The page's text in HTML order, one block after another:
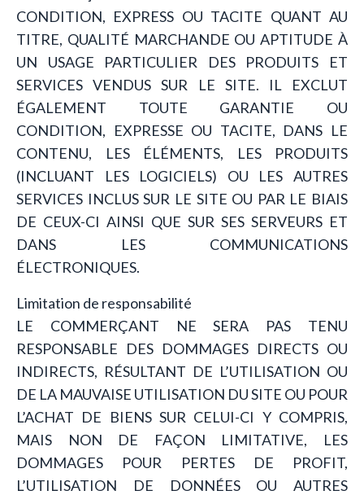
CONDITION, EXPRESS OU TACITE QUANT AU
TITRE, QUALITÉ MARCHANDE OU APTITUDE À
UN USAGE PARTICULIER DES PRODUITS ET
SERVICES VENDUS SUR LE SITE. IL EXCLUT
ÉGALEMENT TOUTE GARANTIE OU
CONDITION, EXPRESSE OU TACITE, DANS LE
CONTENU, LES ÉLÉMENTS, LES PRODUITS
(INCLUANT LES LOGICIELS) OU LES AUTRES
SERVICES INCLUS SUR LE SITE OU PAR LE BIAIS
DE CEUX-CI AINSI QUE SUR SES SERVEURS ET
DANS LES COMMUNICATIONS
ÉLECTRONIQUES.
Limitation de responsabilité
LE COMMERÇANT NE SERA PAS TENU
RESPONSABLE DES DOMMAGES DIRECTS OU
INDIRECTS, RÉSULTANT DE L’UTILISATION OU
DE LA MAUVAISE UTILISATION DU SITE OU POUR
L’ACHAT DE BIENS SUR CELUI-CI Y COMPRIS,
MAIS NON DE FAÇON LIMITATIVE, LES
DOMMAGES POUR PERTES DE PROFIT,
L’UTILISATION DE DONNÉES OU AUTRES